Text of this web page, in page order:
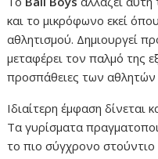
και το μικρόφωνο εκεί
αθλητισμού. Δημιουργεί
μεταφέρει τον παλμό της
προσπάθειες των
Ιδιαίτερη έμφαση δίνεται
Τα γυρίσματα
το πιο σύγχρονο στούντιο